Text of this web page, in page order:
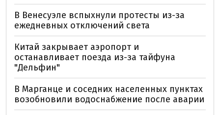
В Венесуэле вспыхнули протесты из-за
ежедневных отключений света
Китай закрывает аэропорт и
останавливает поезда из-за тайфуна
"Дельфин"
В Марганце и соседних населенных пунктах
возобновили водоснабжение после аварии